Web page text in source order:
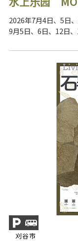
2026年7月4日、5日
9月5日、6日、12日
刈谷市